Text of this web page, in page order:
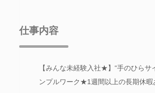
仕事内容
【みんな未経験入社★】“手のひら
ンプルワーク★1週間以上の長期休